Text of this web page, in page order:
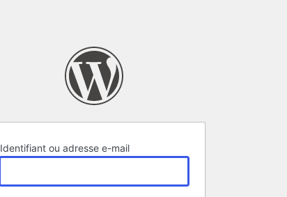
Identifiant ou adresse e-mail